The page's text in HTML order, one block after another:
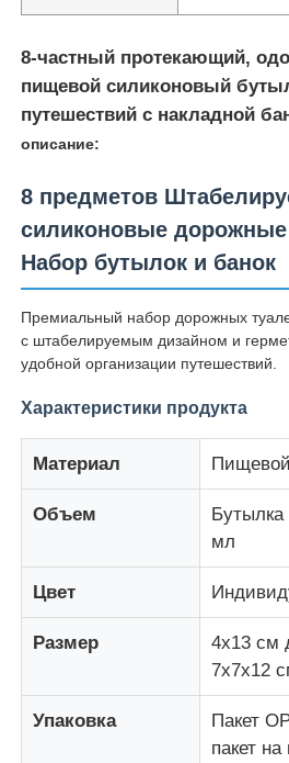
Домой
Продукты
Видеозаписи
О нас
Экскурсия по заводу
Контроль качества
Новости
Силиконовый комплект
8-частный протекающий,
пищевой силиконовый
путешествий с накладной
описание:
8 предметов
силиконовые дорожные
Набор бутылок и банок
Премиальный набор дорожных
с штабелируемым дизайном и
удобной организации путешествий.
Характеристики продукта
Материал
Объем
мл
Цвет
Размер
4x13 см
7x7x12
Упаковка
Пакет
пакет